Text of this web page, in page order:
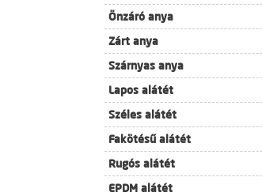
Önzáró anya
Zárt anya
Szárnyas anya
Lapos alátét
Széles alátét
Fakötésű alátét
Rugós alátét
EPDM alátét